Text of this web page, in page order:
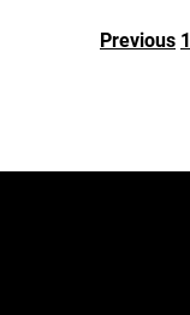
Previous 1